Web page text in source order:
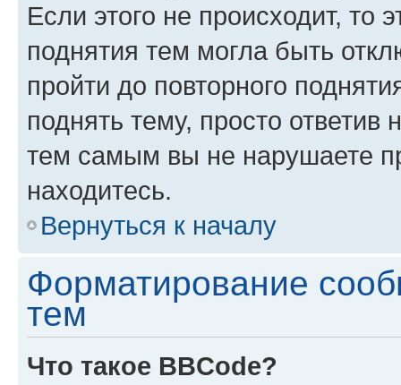
Если этого не происходит, то
поднятия тем могла быть
пройти до повторного
поднять тему, просто ответив
тем самым вы не нарушаете
находитесь.
Вернуться к началу
Форматирование
тем
Что такое BBCode?